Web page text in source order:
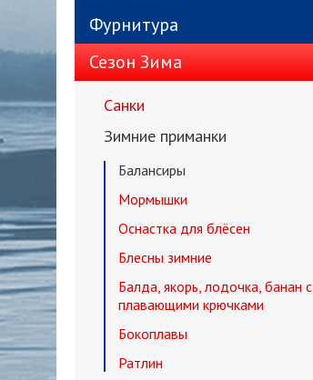
Фурнитура
Сезон Зима
Санки
Зимние приманки
Балансиры
Мормышки
Оснастка для блёсен
Блесны зимние
Балда, якорь, лодочка, банан с
плавающими крючками
Бокоплавы
Ратлин